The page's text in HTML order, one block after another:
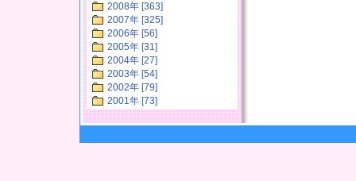
2008年 [363]
2007年 [325]
2006年 [56]
2005年 [31]
2004年 [27]
2003年 [54]
2002年 [79]
2001年 [73]